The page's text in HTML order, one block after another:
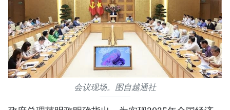
会议现场。图自越通社